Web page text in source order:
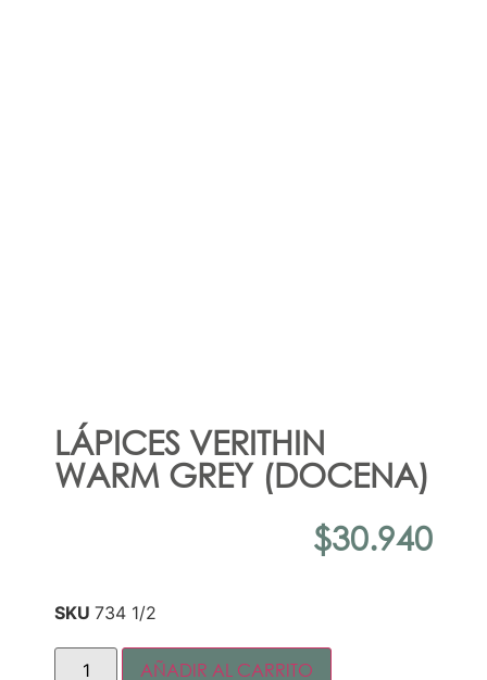
LÁPICES VERITHIN
WARM GREY (DOCENA)
$30.940
SKU 734 1/2
AÑADIR AL CARRITO